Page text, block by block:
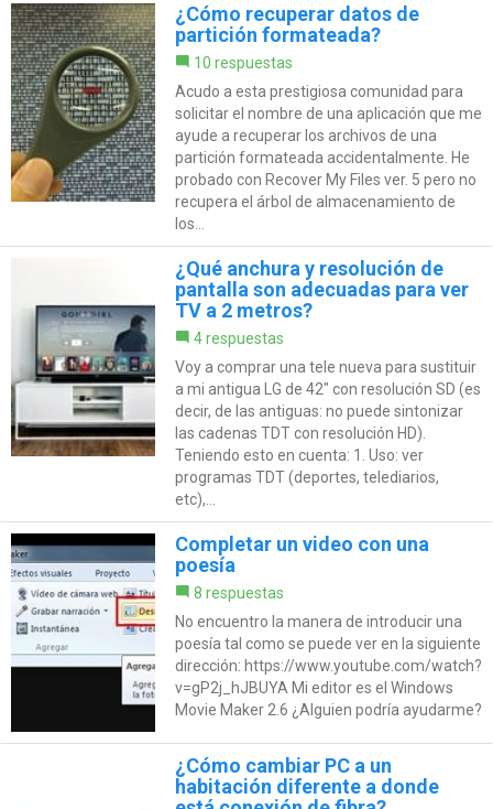
¿Cómo recuperar datos de
partición formateada?
10 respuestas
Acudo a esta prestigiosa comunidad para
solicitar el nombre de una aplicación que me
ayude a recuperar los archivos de una
partición formateada accidentalmente. He
probado con Recover My Files ver. 5 pero no
recupera el árbol de almacenamiento de
los...
¿Qué anchura y resolución de
pantalla son adecuadas para ver
TV a 2 metros?
4 respuestas
Voy a comprar una tele nueva para sustituir
a mi antigua LG de 42" con resolución SD (es
decir, de las antiguas: no puede sintonizar
las cadenas TDT con resolución HD).
Teniendo esto en cuenta: 1. Uso: ver
programas TDT (deportes, telediarios,
etc),...
Completar un video con una
poesía
8 respuestas
No encuentro la manera de introducir una
poesía tal como se puede ver en la siguiente
dirección: https://www.youtube.com/watch?
v=gP2j_hJBUYA Mi editor es el Windows
Movie Maker 2.6 ¿Alguien podría ayudarme?
¿Cómo cambiar PC a un
habitación diferente a donde